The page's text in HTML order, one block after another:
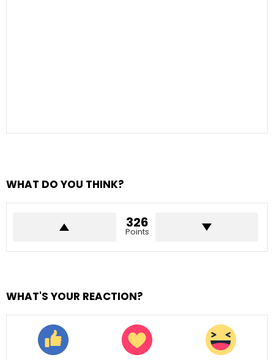
WHAT DO YOU THINK?
326
Points
WHAT'S YOUR REACTION?